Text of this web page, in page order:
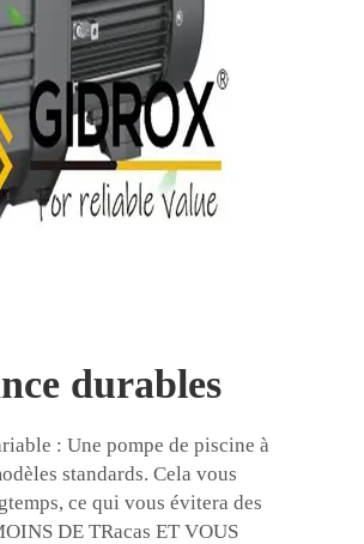
durables
: Une pompe de piscine à
standards. Cela vous
ce qui vous évitera des
DE TRacas ET VOUS